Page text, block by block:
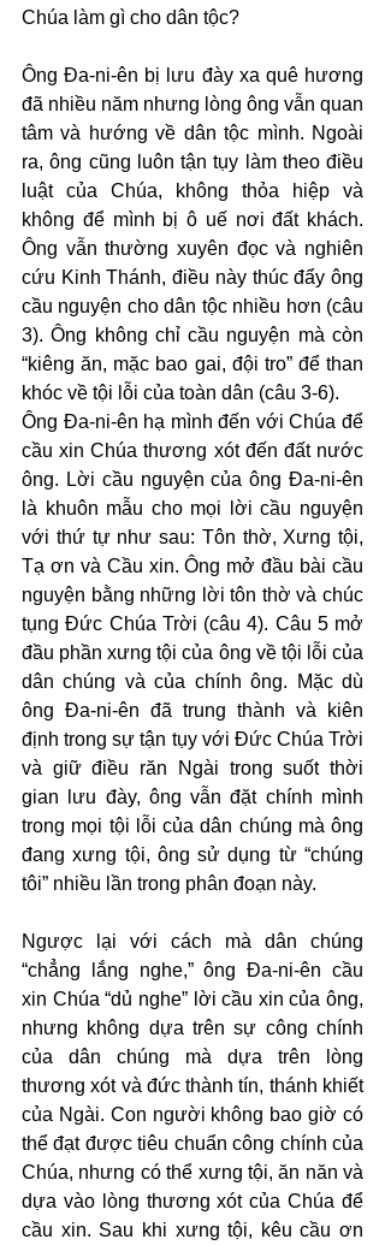
Chúa làm gì cho dân tộc?
Ông Đa-ni-ên bị lưu đày xa quê hương
đã nhiều năm nhưng lòng ông vẫn quan
tâm và hướng về dân tộc mình. Ngoài
ra, ông cũng luôn tận tụy làm theo điều
luật của Chúa, không thỏa hiệp và
không để mình bị ô uế nơi đất khách.
Ông vẫn thường xuyên đọc và nghiên
cứu Kinh Thánh, điều này thúc đẩy ông
cầu nguyện cho dân tộc nhiều hơn (câu
3). Ông không chỉ cầu nguyện mà còn
“kiêng ăn, mặc bao gai, đội tro” để than
khóc về tội lỗi của toàn dân (câu 3-6).
Ông Đa-ni-ên hạ mình đến với Chúa để
cầu xin Chúa thương xót đến đất nước
ông. Lời cầu nguyện của ông Đa-ni-ên
là khuôn mẫu cho mọi lời cầu nguyện
với thứ tự như sau: Tôn thờ, Xưng tội,
Tạ ơn và Cầu xin. Ông mở đầu bài cầu
nguyện bằng những lời tôn thờ và chúc
tụng Đức Chúa Trời (câu 4). Câu 5 mở
đầu phần xưng tội của ông về tội lỗi của
dân chúng và của chính ông. Mặc dù
ông Đa-ni-ên đã trung thành và kiên
định trong sự tận tụy với Đức Chúa Trời
và giữ điều răn Ngài trong suốt thời
gian lưu đày, ông vẫn đặt chính mình
trong mọi tội lỗi của dân chúng mà ông
đang xưng tội, ông sử dụng từ “chúng
tôi” nhiều lần trong phân đoạn này.
Ngược lại với cách mà dân chúng
“chẳng lắng nghe,” ông Đa-ni-ên cầu
xin Chúa “dủ nghe” lời cầu xin của ông,
nhưng không dựa trên sự công chính
của dân chúng mà dựa trên lòng
thương xót và đức thành tín, thánh khiết
của Ngài. Con người không bao giờ có
thể đạt được tiêu chuẩn công chính của
Chúa, nhưng có thể xưng tội, ăn năn và
dựa vào lòng thương xót của Chúa để
cầu xin. Sau khi xưng tội, kêu cầu ơn